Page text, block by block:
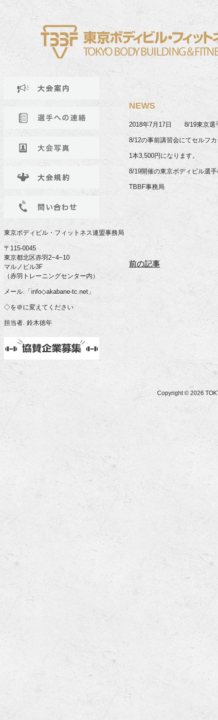
東京ボディビル・フィットネス連盟事務局
〒115-0045
東京都北区赤羽2−4−10
マルノビル3F
（赤羽トレーニングセンター内）
メール.「info◇akabane-tc.net」
◇を＠に変えてください
担当者. 鈴木徳年
NEWS
2018年7月17日 8/19東京選
8/12の事前講習会にてセルフ
1本3,500円になります。
8/19開催の東京ボディビル選
TBBF事務局
前の記事
Copyright © 2026